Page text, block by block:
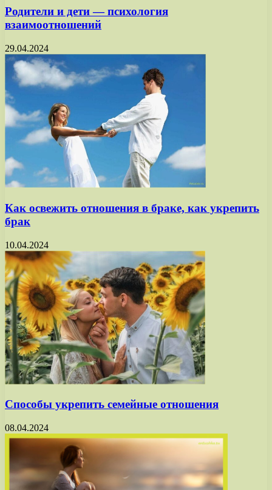
Родители и дети — психология
взаимоотношений
29.04.2024
Как освежить отношения в браке, как укрепить
брак
10.04.2024
Способы укрепить семейные отношения
08.04.2024